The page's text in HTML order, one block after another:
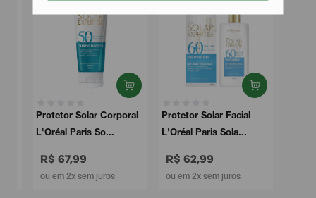
Protetor Solar Corporal
L'Oréal Paris So...
R$ 67,99
ou em 2x sem juros
Protetor Solar Facial
L'Oréal Paris Sola...
R$ 62,99
ou em 2x sem juros